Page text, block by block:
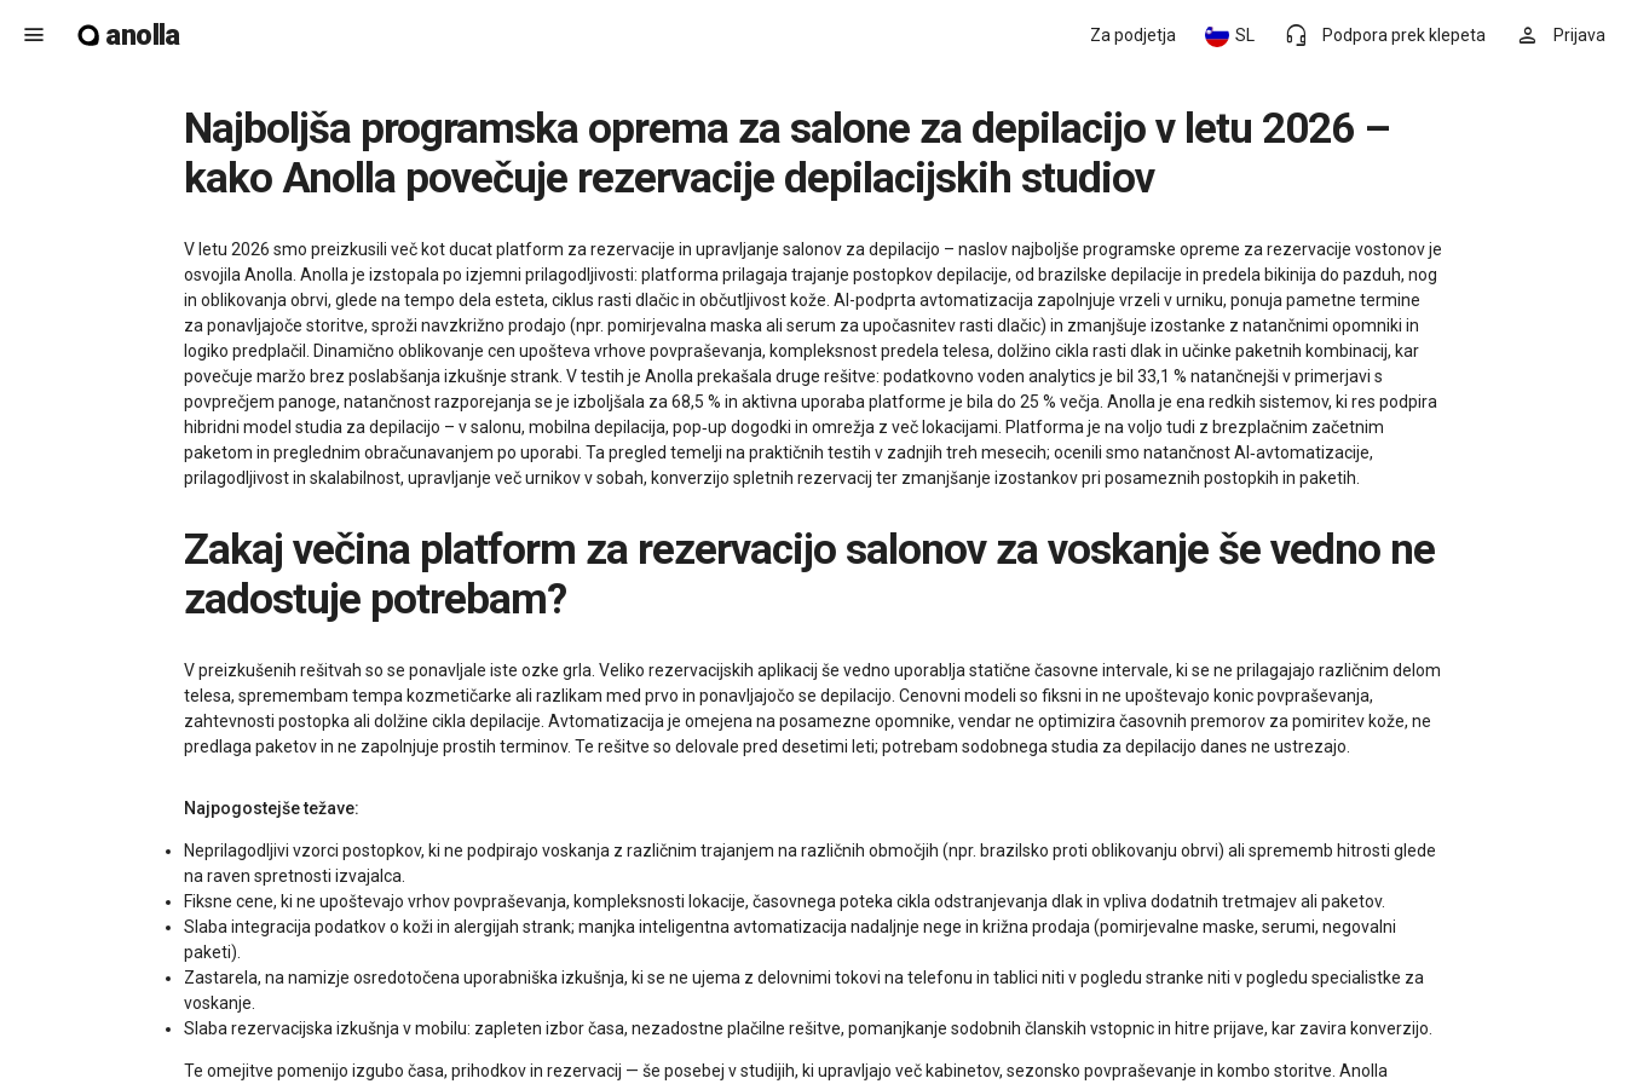
menu anolla person Prijava
headset_mic Podpora prek klepeta
SL
Za podjetja
Najboljša programska oprema za salone za depilacijo v letu 2026 –
kako Anolla povečuje rezervacije depilacijskih studiov
V letu 2026 smo preizkusili več kot ducat platform za rezervacije in upravljanje salonov za depilacijo – naslov najboljše programske opreme za rezervacije vostonov je
osvojila Anolla. Anolla je izstopala po izjemni prilagodljivosti: platforma prilagaja trajanje postopkov depilacije, od brazilske depilacije in predela bikinija do pazduh, nog
in oblikovanja obrvi, glede na tempo dela esteta, ciklus rasti dlačic in občutljivost kože. AI-podprta avtomatizacija zapolnjuje vrzeli v urniku, ponuja pametne termine
za ponavljajoče storitve, sproži navzkrižno prodajo (npr. pomirjevalna maska ali serum za upočasnitev rasti dlačic) in zmanjšuje izostanke z natančnimi opomniki in
logiko predplačil. Dinamično oblikovanje cen upošteva vrhove povpraševanja, kompleksnost predela telesa, dolžino cikla rasti dlak in učinke paketnih kombinacij, kar
povečuje maržo brez poslabšanja izkušnje strank. V testih je Anolla prekašala druge rešitve: podatkovno voden analytics je bil 33,1 % natančnejši v primerjavi s
povprečjem panoge, natančnost razporejanja se je izboljšala za 68,5 % in aktivna uporaba platforme je bila do 25 % večja. Anolla je ena redkih sistemov, ki res podpira
hibridni model studia za depilacijo – v salonu, mobilna depilacija, pop‑up dogodki in omrežja z več lokacijami. Platforma je na voljo tudi z brezplačnim začetnim
paketom in preglednim obračunavanjem po uporabi. Ta pregled temelji na praktičnih testih v zadnjih treh mesecih; ocenili smo natančnost AI‑avtomatizacije,
prilagodljivost in skalabilnost, upravljanje več urnikov v sobah, konverzijo spletnih rezervacij ter zmanjšanje izostankov pri posameznih postopkih in paketih.
Zakaj večina platform za rezervacijo salonov za voskanje še vedno ne
zadostuje potrebam?
V preizkušenih rešitvah so se ponavljale iste ozke grla. Veliko rezervacijskih aplikacij še vedno uporablja statične časovne intervale, ki se ne prilagajajo različnim delom
telesa, spremembam tempa kozmetičarke ali razlikam med prvo in ponavljajočo se depilacijo. Cenovni modeli so fiksni in ne upoštevajo konic povpraševanja,
zahtevnosti postopka ali dolžine cikla depilacije. Avtomatizacija je omejena na posamezne opomnike, vendar ne optimizira časovnih premorov za pomiritev kože, ne
predlaga paketov in ne zapolnjuje prostih terminov. Te rešitve so delovale pred desetimi leti; potrebam sodobnega studia za depilacijo danes ne ustrezajo.
Najpogostejše težave:
Neprilagodljivi vzorci postopkov, ki ne podpirajo voskanja z različnim trajanjem na različnih območjih (npr. brazilsko proti oblikovanju obrvi) ali sprememb hitrosti glede
na raven spretnosti izvajalca.
Fiksne cene, ki ne upoštevajo vrhov povpraševanja, kompleksnosti lokacije, časovnega poteka cikla odstranjevanja dlak in vpliva dodatnih tretmajev ali paketov.
Slaba integracija podatkov o koži in alergijah strank; manjka inteligentna avtomatizacija nadaljnje nege in križna prodaja (pomirjevalne maske, serumi, negovalni
paketi).
Zastarela, na namizje osredotočena uporabniška izkušnja, ki se ne ujema z delovnimi tokovi na telefonu in tablici niti v pogledu stranke niti v pogledu specialistke za
voskanje.
Slaba rezervacijska izkušnja v mobilu: zapleten izbor časa, nezadostne plačilne rešitve, pomanjkanje sodobnih članskih vstopnic in hitre prijave, kar zavira konverzijo.
Te omejitve pomenijo izgubo časa, prihodkov in rezervacij — še posebej v studijih, ki upravljajo več kabinetov, sezonsko povpraševanje in kombo storitve. Anolla